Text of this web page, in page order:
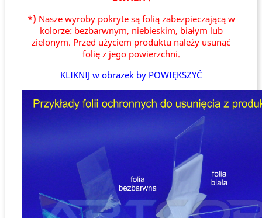
*) Nasze wyroby pokryte są folią zabezpieczającą w
kolorze: bezbarwnym, niebieskim, białym lub
zielonym. Przed użyciem produktu należy usunąć
folię z jego powierzchni.
KLIKNIJ w obrazek by POWIĘKSZYĆ